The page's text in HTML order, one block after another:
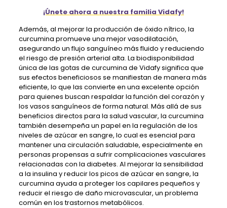
¡Únete ahora a nuestra familia Vidafy!
Además, al mejorar la producción de óxido nítrico, la
curcumina promueve una mejor vasodilatación,
asegurando un flujo sanguíneo más fluido y reduciendo
el riesgo de presión arterial alta. La biodisponibilidad
única de las gotas de curcumina de Vidafy significa que
sus efectos beneficiosos se manifiestan de manera más
eficiente, lo que las convierte en una excelente opción
para quienes buscan respaldar la función del corazón y
los vasos sanguíneos de forma natural. Más allá de sus
beneficios directos para la salud vascular, la curcumina
también desempeña un papel en la regulación de los
niveles de azúcar en sangre, lo cual es esencial para
mantener una circulación saludable, especialmente en
personas propensas a sufrir complicaciones vasculares
relacionadas con la diabetes. Al mejorar la sensibilidad
a la insulina y reducir los picos de azúcar en sangre, la
curcumina ayuda a proteger los capilares pequeños y
reducir el riesgo de daño microvascular, un problema
común en los trastornos metabólicos.